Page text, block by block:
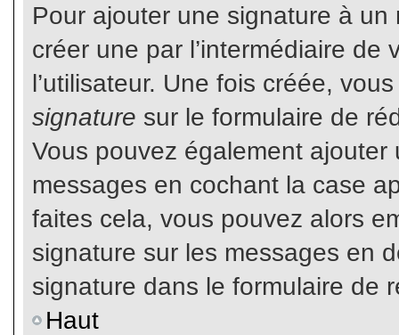
Pour ajouter une signature à un
créer une par l’intermédiaire
l’utilisateur. Une fois créée,
signature sur le formulaire de
Vous pouvez également
messages en cochant la case
faites cela, vous pouvez alors
signature sur les messages en
signature dans le formulaire de
Haut